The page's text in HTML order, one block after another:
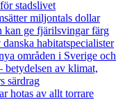
stadslivet
miljontals dollar
kan ge fjärilsvingar färg
habitatspecialister
områden i Sverige och
betydelsen av klimat,
särdrag
hotas av allt torrare